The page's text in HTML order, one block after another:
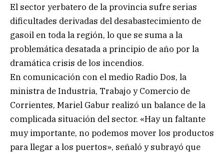
El sector yerbatero de la provincia sufre serias
dificultades derivadas del desabastecimiento de
gasoil en toda la región, lo que se suma a la
problemática desatada a principio de año por la
dramática crisis de los incendios.
En comunicación con el medio Radio Dos, la
ministra de Industria, Trabajo y Comercio de
Corrientes, Mariel Gabur realizó un balance de la
complicada situación del sector. «Hay un faltante
muy importante, no podemos mover los productos
para llegar a los puertos», señaló y subrayó que